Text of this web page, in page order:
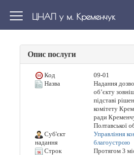
ЦНАП у м. Кременчук
Опис послуги
Код
09-01
Назва
Надання
об’єкту
підставі
комітету
ради
Полтавської
Суб'єкт
надання
Управління
благоустрою
Строк
Протягом 3